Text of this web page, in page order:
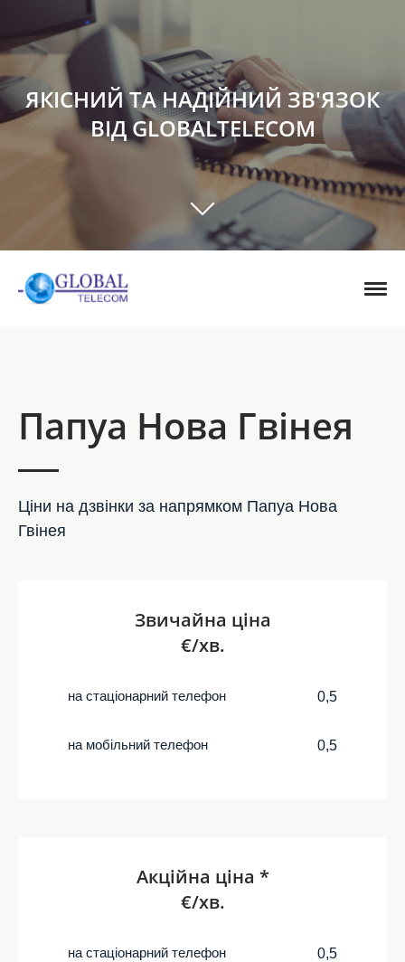
ЯКІСНИЙ ТА НАДІЙНИЙ ЗВ'ЯЗОК
ВІД GLOBALTELECOM
Папуа Нова Гвінея
Ціни на дзвінки за напрямком Папуа Нова
Гвінея
Звичайна ціна
€/хв.
на стаціонарний телефон 0,5
на мобільний телефон 0,5
Акційна ціна *
€/хв.
на стаціонарний телефон 0,5